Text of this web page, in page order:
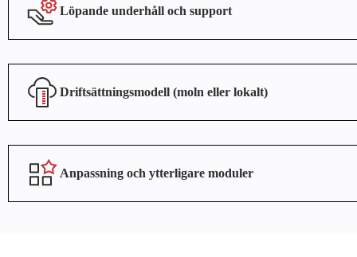
Löpande underhåll och support
Driftsättningsmodell (moln eller lokalt)
Anpassning och ytterligare moduler